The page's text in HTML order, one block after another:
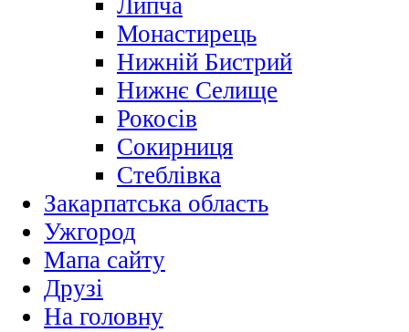
Липча
Монастирець
Нижній Бистрий
Нижнє Селище
Рокосів
Сокирниця
Стеблівка
Закарпатська область
Ужгород
Мапа сайту
Друзі
На головну